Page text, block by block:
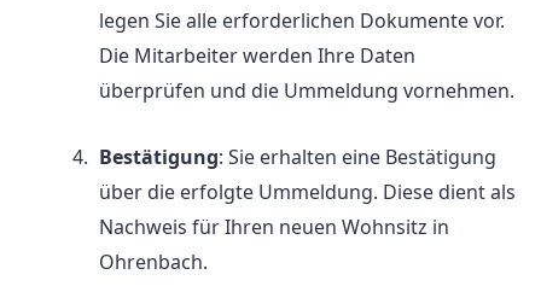
legen Sie alle erforderlichen Dokumente vor.
Die Mitarbeiter werden Ihre Daten
überprüfen und die Ummeldung vornehmen.
Bestätigung: Sie erhalten eine Bestätigung
über die erfolgte Ummeldung. Diese dient als
Nachweis für Ihren neuen Wohnsitz in
Ohrenbach.